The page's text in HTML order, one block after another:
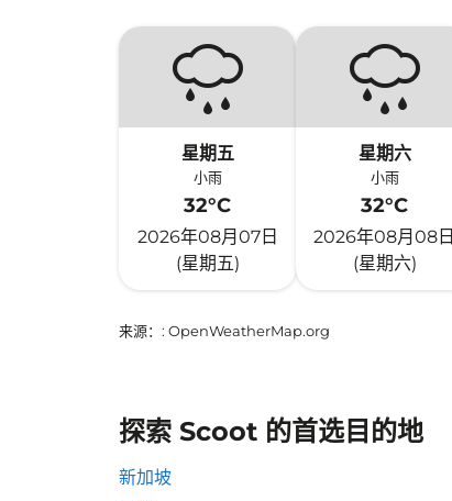
星期五
小雨
32°C
2026年08月07日
(星期五)
星期六
小雨
32°C
2026年08月08日
(星期六)
来源： : OpenWeatherMap.org
探索 Scoot 的首选目的地
新加坡